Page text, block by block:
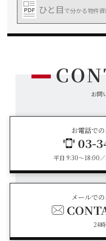
ひと目で分かる物件資
お問
お電話で
03-
平日 9:30～18:00
メールで
24